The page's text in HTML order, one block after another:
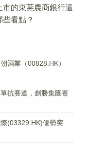
市的東莞農商銀行還
些看點？
酒業（00828.HK）
抗賽道，創勝集團蓄
(03329.HK)優勢突